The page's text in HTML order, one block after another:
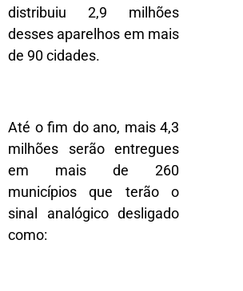
distribuiu 2,9 milhões
desses aparelhos em mais
de 90 cidades.
Até o fim do ano, mais 4,3
milhões serão entregues
em mais de 260
municípios que terão o
sinal analógico desligado
como: